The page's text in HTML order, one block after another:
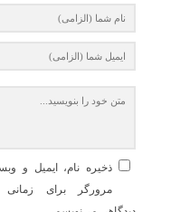
ذخیره نام، ایمیل و
مرورگر برای زمانی